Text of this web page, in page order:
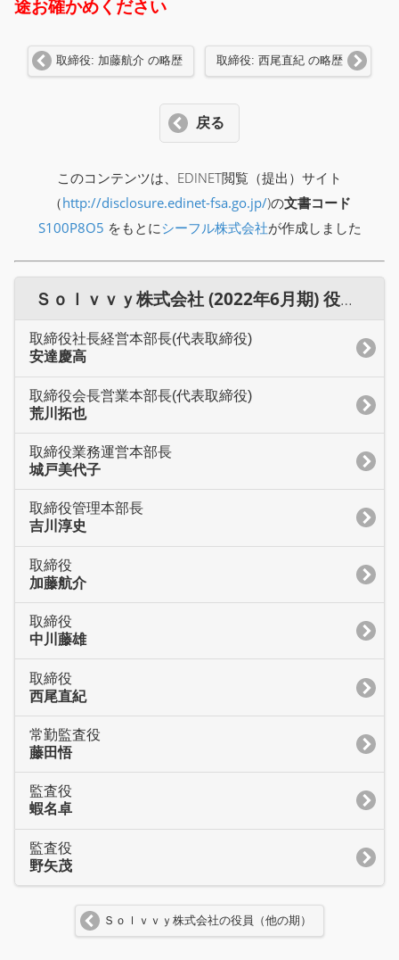
途お確かめください
取締役: 加藤航介 の略歴 取締役: 西尾直紀 の略歴
戻る
このコンテンツは、EDINET閲覧（提出）サイト
（http://disclosure.edinet-fsa.go.jp/)の文書コード
S100P8O5 をもとにシーフル株式会社が作成しました
Ｓｏｌｖｖｙ株式会社 (2022年6月期) 役員一覧
取締役社長経営本部長(代表取締役)
安達慶高
取締役会長営業本部長(代表取締役)
荒川拓也
取締役業務運営本部長
城戸美代子
取締役管理本部長
吉川淳史
取締役
加藤航介
取締役
中川藤雄
取締役
西尾直紀
常勤監査役
藤田悟
監査役
蝦名卓
監査役
野矢茂
Ｓｏｌｖｖｙ株式会社の役員（他の期）